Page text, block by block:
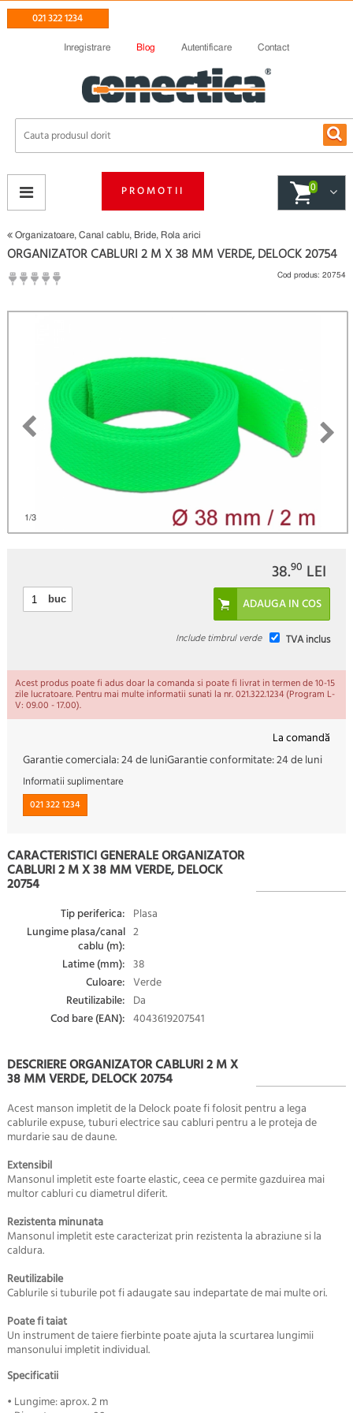
021 322 1234
Inregistrare Blog Autentificare Contact
PROMOTII 0
Organizatoare, Canal cablu, Bride, Rola arici
1/3
ORGANIZATOR CABLURI 2 M X 38 MM VERDE, DELOCK 20754
Fii primul care scrie un review
Cod produs: 20754
38.90 LEI
buc
TVA inclus
Include timbrul verde
Acest produs poate fi adus doar la comanda si poate fi livrat in termen de 10-15
zile lucratoare. Pentru mai multe informatii sunati la nr. 021.322.1234 (Program L-
V: 09.00 - 17.00).
La comandă
Garantie comerciala:24 de luniGarantie conformitate:24 de luni
Informatii suplimentare
021 322 1234
CARACTERISTICI GENERALE ORGANIZATOR
CABLURI 2 M X 38 MM VERDE, DELOCK
20754
Tip periferica: Plasa
Lungime plasa/canal
cablu (m):
2
Latime (mm): 38
Culoare: Verde
Reutilizabile: Da
Cod bare (EAN): 4043619207541
DESCRIERE ORGANIZATOR CABLURI 2 M X
38 MM VERDE, DELOCK 20754
Acest manson impletit de la Delock poate fi folosit pentru a lega
cablurile expuse, tuburi electrice sau cabluri pentru a le proteja de
murdarie sau de daune.
Extensibil
Mansonul impletit este foarte elastic, ceea ce permite gazduirea mai
multor cabluri cu diametrul diferit.
Rezistenta minunata
Mansonul impletit este caracterizat prin rezistenta la abraziune si la
caldura.
Reutilizabile
Cablurile si tuburile pot fi adaugate sau indepartate de mai multe ori.
Poate fi taiat
Un instrument de taiere fierbinte poate ajuta la scurtarea lungimii
mansonului impletit individual.
Specificatii
• Lungime: aprox. 2 m